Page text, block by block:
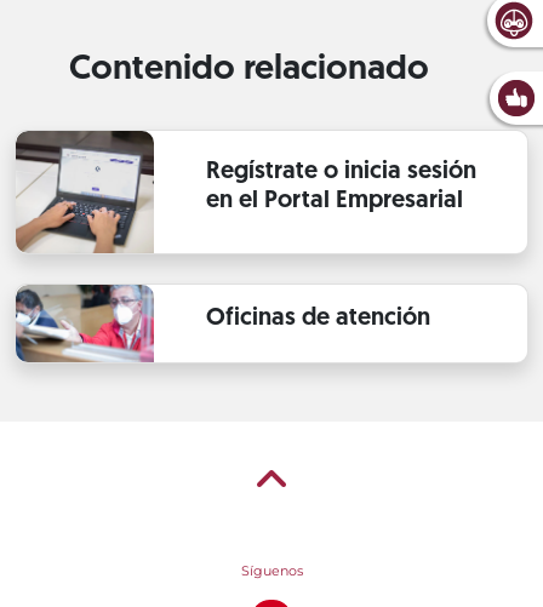
Contenido relacionado
Regístrate o inicia sesión
en el Portal Empresarial
Oficinas de atención
Síguenos